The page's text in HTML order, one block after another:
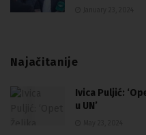
Najačitanije
Ivica Puljić:
u UN’